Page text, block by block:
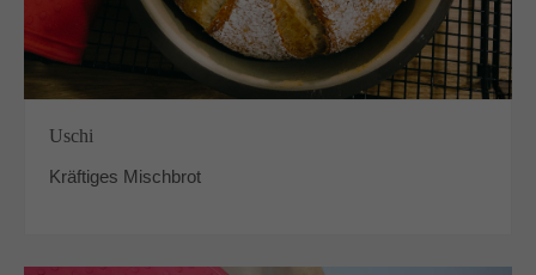
Uschi
Kräftiges Mischbrot